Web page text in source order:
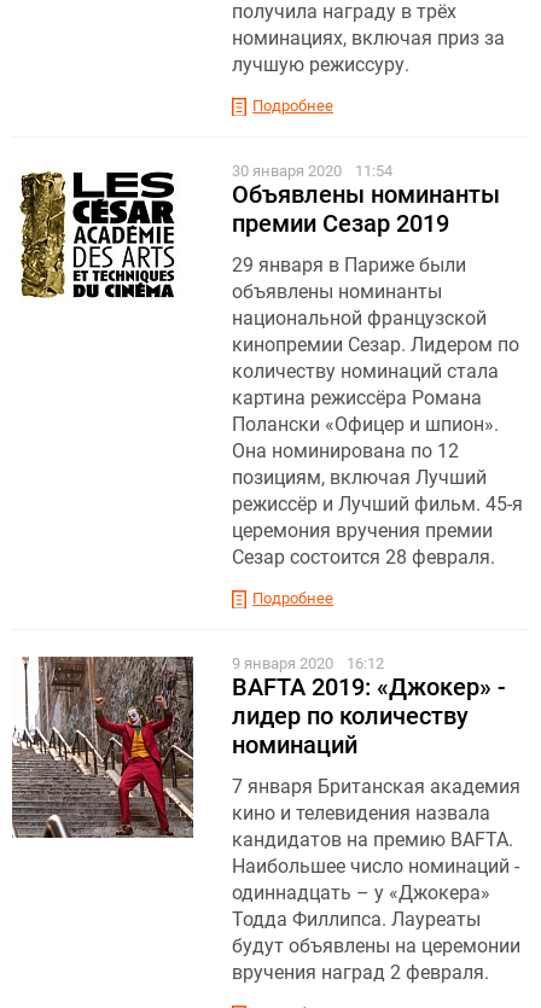
получила награду в трёх
номинациях, включая приз за
лучшую режиссуру.
Подробнее
30 января 2020 11:54
Объявлены номинанты
премии Сезар 2019
29 января в Париже были
объявлены номинанты
национальной французской
кинопремии Сезар. Лидером по
количеству номинаций стала
картина режиссёра Романа
Полански «Офицер и шпион».
Она номинирована по 12
позициям, включая Лучший
режиссёр и Лучший фильм. 45-я
церемония вручения премии
Сезар состоится 28 февраля.
Подробнее
9 января 2020 16:12
BAFTA 2019: «Джокер» -
лидер по количеству
номинаций
7 января Британская академия
кино и телевидения назвала
кандидатов на премию BAFTA.
Наибольшее число номинаций -
одиннадцать – у «Джокера»
Тодда Филлипса. Лауреаты
будут объявлены на церемонии
вручения наград 2 февраля.